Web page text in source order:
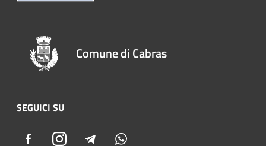
Comune di Cabras
SEGUICI SU
FacebookInstagram Telegram